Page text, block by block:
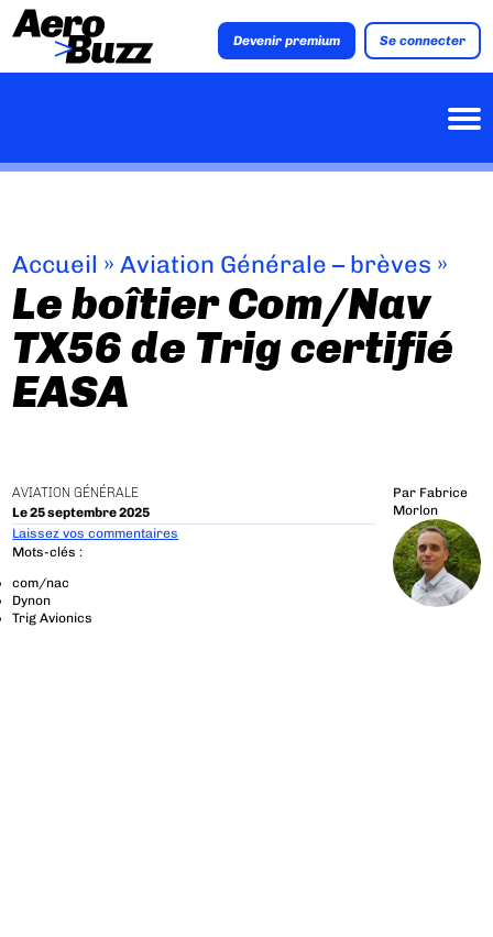
Devenir premium Se connecter
Accueil »Aviation Générale – brèves »
Le boîtier Com/Nav
TX56 de Trig certifié
EASA
AVIATION GÉNÉRALE
Le 25 septembre 2025
Par Fabrice
Morlon
Laissez vos commentaires
Mots-clés :
com/nac
Dynon
Trig Avionics